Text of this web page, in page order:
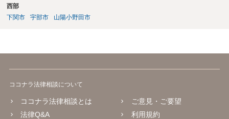
西部
下関市
宇部市 山陽小野田市
ココナラ法律相談について
ココナラ法律相談とは
法律Q&A
ご意見・ご要望
利用規約